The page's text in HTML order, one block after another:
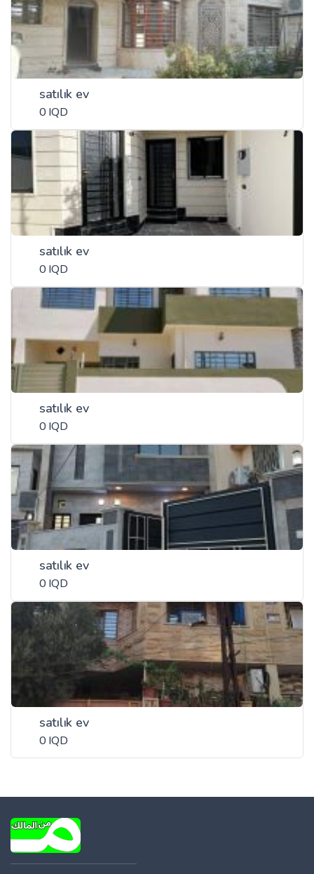
satılık ev
0 IQD
satılık ev
0 IQD
satılık ev
0 IQD
satılık ev
0 IQD
satılık ev
0 IQD